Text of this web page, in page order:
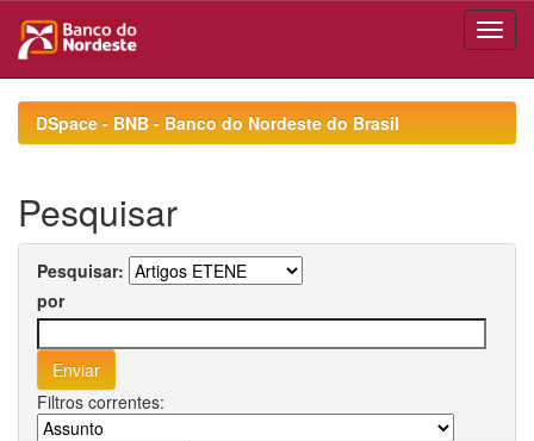
navigationDSpace - BNB - Banco do Nordeste do Brasil
Pesquisar
Pesquisar:
por
Filtros correntes: